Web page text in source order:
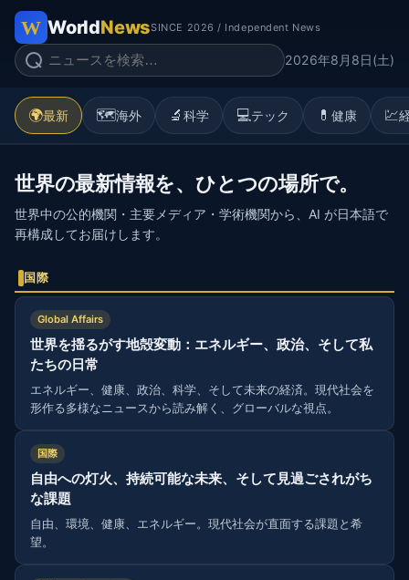
WorldNewsSINCE 2026 / Independent News
2026年8月8日(土)
🌍最新 🗺️海外 🔬 科学 💻テック 💊 健康 💹
世界の最新情報を、ひとつの場所で。
世界中の公的機関・主要メディア・学術機関から、AI が日本語で
再構成してお届けします。
国際
Global Affairs
世界を揺るがす地殻変動：エネルギー、政治、そして私
たちの日常
エネルギー、健康、政治、科学、そして未来の経済。現代社会を
形作る多様なニュースから読み解く、グローバルな視点。
国際
自由への灯火、持続可能な未来、そして見過ごされがち
な課題
自由、環境、健康、エネルギー。現代社会が直面する課題と希
望。